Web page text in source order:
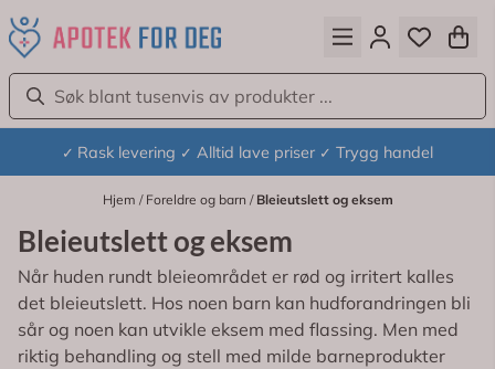
Hopp til innhold
✓ Rask levering ✓ Alltid lave priser ✓ Trygg handel
Hjem / Foreldre og barn / Bleieutslett og eksem
Bleieutslett og eksem
Når huden rundt bleieområdet er rød og irritert kalles
det bleieutslett. Hos noen barn kan hudforandringen bli
sår og noen kan utvikle eksem med flassing. Men med
riktig behandling og stell med milde barneprodukter